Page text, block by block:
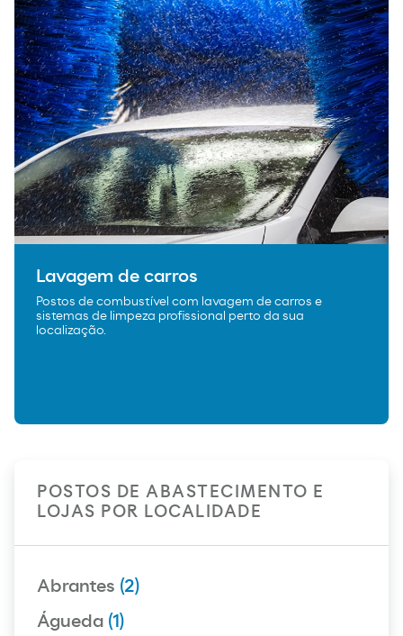
Lavagem de carros
Postos de combustível com lavagem de carros e
sistemas de limpeza profissional perto da sua
localização.
POSTOS DE ABASTECIMENTO E
LOJAS POR LOCALIDADE
Abrantes (2)
Águeda (1)